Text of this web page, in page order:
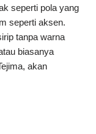
seperti pola yang
seperti aksen.
tanpa warna
biasanya
akan